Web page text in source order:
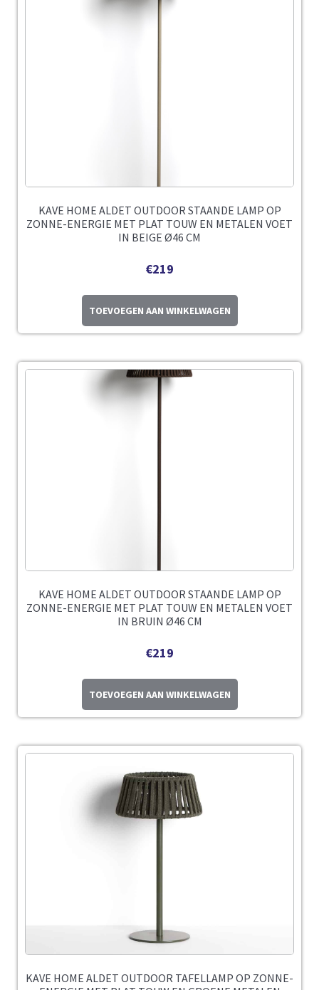
KAVE HOME ALDET OUTDOOR STAANDE LAMP OP
ZONNE-ENERGIE MET PLAT TOUW EN METALEN VOET
IN BEIGE Ø46 CM
€219
TOEVOEGEN AAN WINKELWAGEN
KAVE HOME ALDET OUTDOOR STAANDE LAMP OP
ZONNE-ENERGIE MET PLAT TOUW EN METALEN VOET
IN BRUIN Ø46 CM
€219
TOEVOEGEN AAN WINKELWAGEN
KAVE HOME ALDET OUTDOOR TAFELLAMP OP ZONNE-